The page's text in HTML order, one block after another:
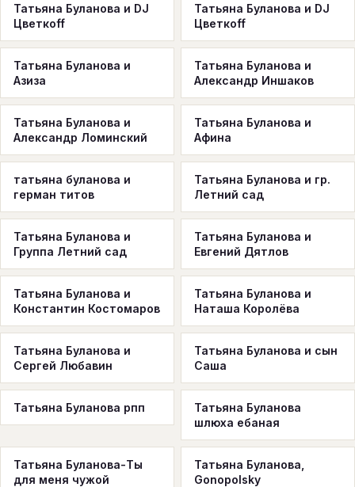
Татьяна Буланова и DJ
Цветкоff
Татьяна Буланова и DJ
Цветкоff
Татьяна Буланова и
Азиза
Татьяна Буланова и
Александр Иншаков
Татьяна Буланова и
Александр Ломинский
Татьяна Буланова и
Афина
татьяна буланова и
герман титов
Татьяна Буланова и гр.
Летний сад
Татьяна Буланова и
Группа Летний сад
Татьяна Буланова и
Евгений Дятлов
Татьяна Буланова и
Константин Костомаров
Татьяна Буланова и
Наташа Королёва
Татьяна Буланова и
Сергей Любавин
Татьяна Буланова и сын
Саша
Татьяна Буланова рпп
Татьяна Буланова
шлюха ебаная
Татьяна Буланова-Ты
для меня чужой
Татьяна Буланова,
Gonopolsky